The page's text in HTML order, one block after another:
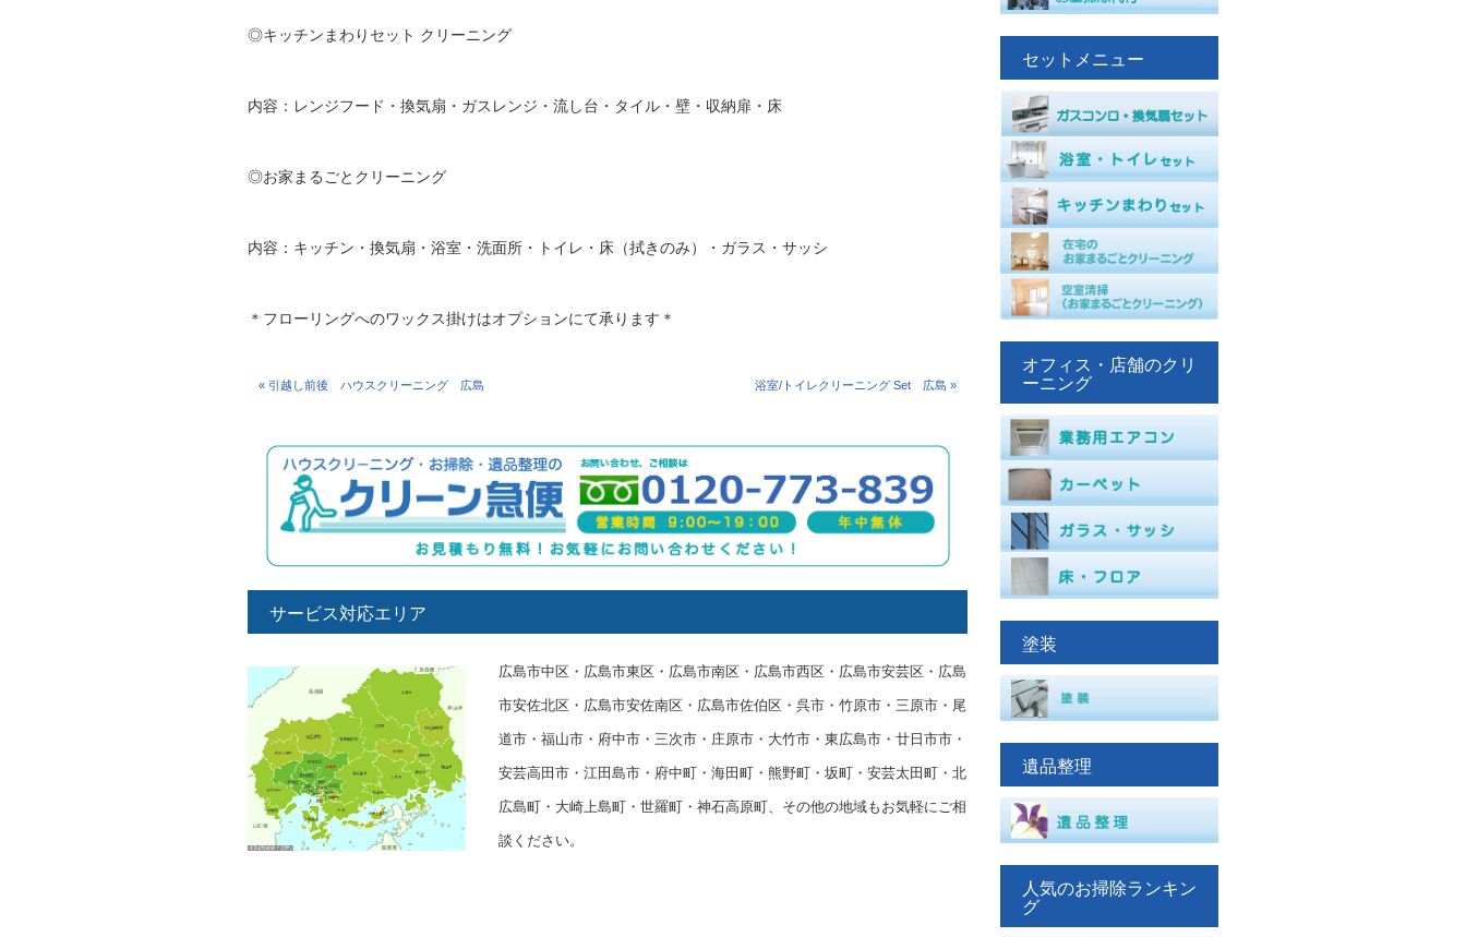
◎キッチンまわりセット クリーニング
内容：レンジフード・換気扇・ガスレンジ・流し台・タイル・壁・収納扉・床
◎お家まるごとクリーニング
内容：キッチン・換気扇・浴室・洗面所・トイレ・床（拭きのみ）・ガラス・サッシ
＊フローリングへのワックス掛けはオプションにて承ります＊
« 引越し前後 ハウスクリーニング 広島 浴室/トイレクリーニング Set 広島 »
サービス対応エリア
広島市中区・広島市東区・広島市南区・広島市西区・広島市安芸区・広島
市安佐北区・広島市安佐南区・広島市佐伯区・呉市・竹原市・三原市・尾
道市・福山市・府中市・三次市・庄原市・大竹市・東広島市・廿日市市・
安芸高田市・江田島市・府中町・海田町・熊野町・坂町・安芸太田町・北
広島町・大崎上島町・世羅町・神石高原町、その他の地域もお気軽にご相
談ください。
セットメニュー
オフィス・店舗のクリ
ーニング
塗装
遺品整理
人気のお掃除ランキン
グ